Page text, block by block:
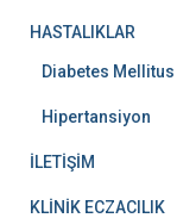
HASTALIKLAR
Diabetes Mellitus
Hipertansiyon
İLETİŞİM
KLİNİK ECZACILIK